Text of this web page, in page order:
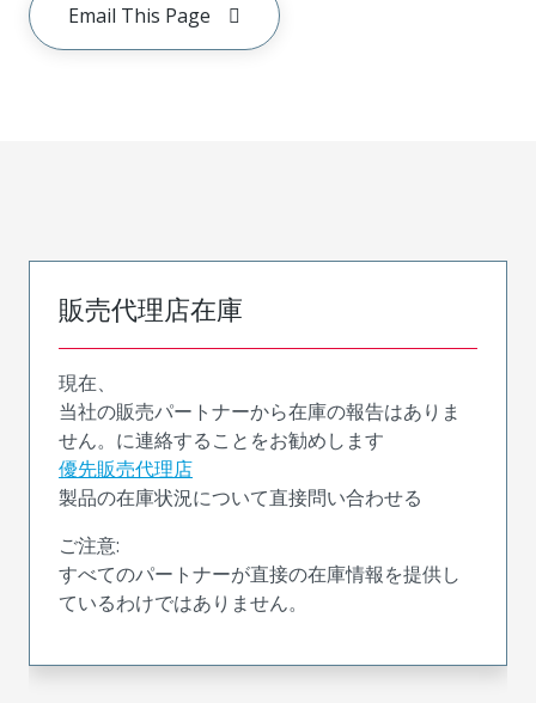
Email This Page
販売代理店在庫
現在、
当社の販売パートナーから在庫の報告はありま
せん。に連絡することをお勧めします
優先販売代理店
製品の在庫状況について直接問い合わせる
ご注意:
すべてのパートナーが直接の在庫情報を提供し
ているわけではありません。